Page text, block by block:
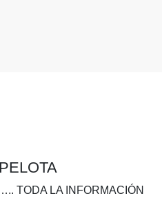
TODA LA INFORMACIÓN